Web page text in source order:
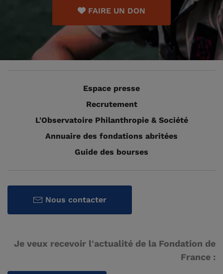
FAIRE UN DON
Espace presse
Recrutement
L'Observatoire Philanthropie & Société
Annuaire des fondations abritées
Guide des bourses
Nous contacter
Je veux recevoir l'actualité de la Fondation de
France :